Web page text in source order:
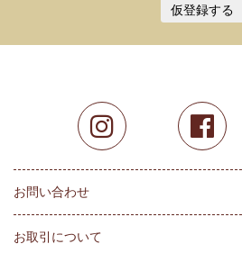
仮登録する
お問い合わせ
お取引について